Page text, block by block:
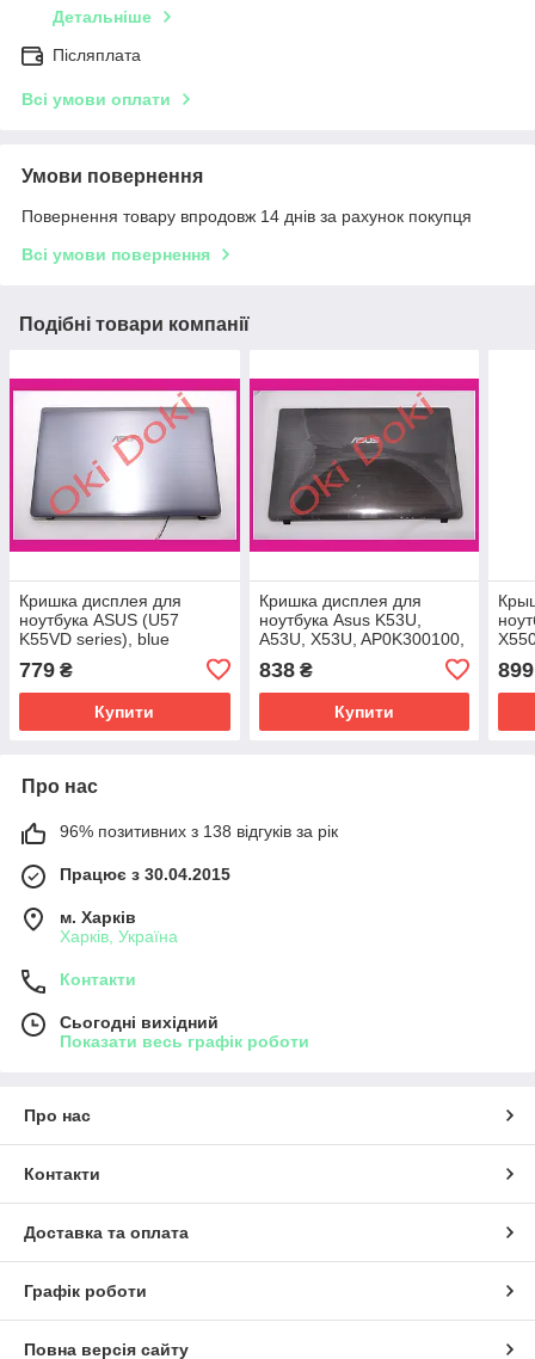
Детальніше
Післяплата
Всі умови оплати
Умови повернення
Повернення товару впродовж 14 днів за рахунок покупця
Всі умови повернення
Подібні товари компанії
Кришка дисплея для
ноутбука ASUS (U57
K55VD series), blue
13GN8D5AM010-1 13N0-
M7A0K01 case A
779 ₴
Купити
Кришка дисплея для
ноутбука Asus K53U,
A53U, X53U, AP0K300100,
13GN810P020-1 case A
838₴
Купити
899
Про нас
96% позитивних з 138 відгуків за рік
Працює з 30.04.2015
м. Харків
Харків, Україна
Контакти
Сьогодні вихідний
Показати весь графік роботи
Про нас
Контакти
Доставка та оплата
Графік роботи
Повна версія сайту